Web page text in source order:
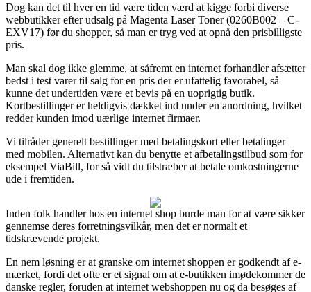
Dog kan det til hver en tid være tiden værd at kigge forbi diverse
webbutikker efter udsalg på Magenta Laser Toner (0260B002 – C-
EXV17) før du shopper, så man er tryg ved at opnå den prisbilligste
pris.
Man skal dog ikke glemme, at såfremt en internet forhandler afsætter
bedst i test varer til salg for en pris der er ufattelig favorabel, så
kunne det undertiden være et bevis på en uoprigtig butik.
Kortbestillinger er heldigvis dækket ind under en anordning, hvilket
redder kunden imod uærlige internet firmaer.
Vi tilråder generelt bestillinger med betalingskort eller betalinger
med mobilen. Alternativt kan du benytte et afbetalingstilbud som for
eksempel ViaBill, for så vidt du tilstræber at betale omkostningerne
ude i fremtiden.
Inden folk handler hos en internet shop burde man for at være sikker
gennemse deres forretningsvilkår, men det er normalt et
tidskrævende projekt.
En nem løsning er at granske om internet shoppen er godkendt af e-
mærket, fordi det ofte er et signal om at e-butikken imødekommer de
danske regler, foruden at internet webshoppen nu og da besøges af